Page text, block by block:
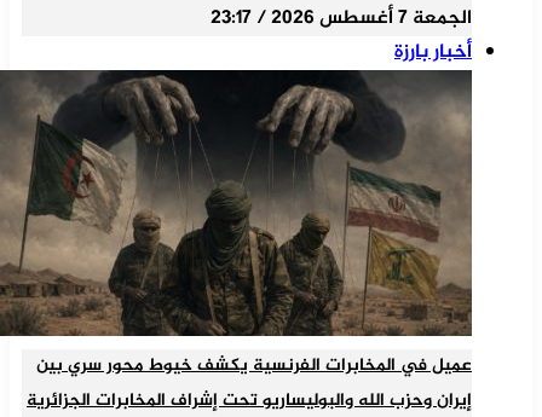
الجمعة 7 أغسطس 2026 / 23:17
أخبار بارزة
عميل في المخابرات الفرنسية يكشف خيوط محور سري بين
إيران وحزب الله والبوليساريو تحت إشراف المخابرات الجزائرية